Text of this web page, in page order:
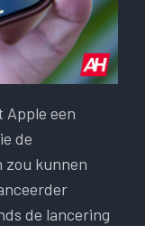
een
de
kunnen
de lancering